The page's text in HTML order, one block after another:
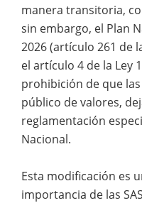
manera transitoria,
sin embargo, el Plan
2026 (artículo 261 de
el artículo 4 de la Ley
prohibición de que
público de valores,
reglamentación
Nacional.
Esta modificación es
importancia de las